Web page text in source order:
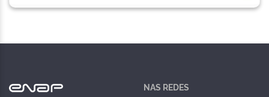
NAS REDES